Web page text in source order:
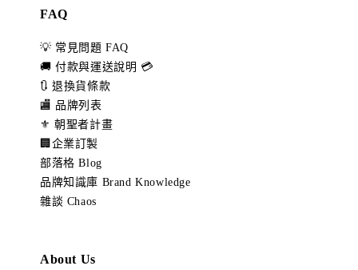
FAQ
💡 常見問題 FAQ
🚚 付款與運送說明 💳
🔃 退換貨條款
🏬 品牌列表
⚜️ 朝聖者計畫
🏢企業訂製
部落格 Blog
品牌知識庫 Brand Knowledge
雜談 Chaos
About Us